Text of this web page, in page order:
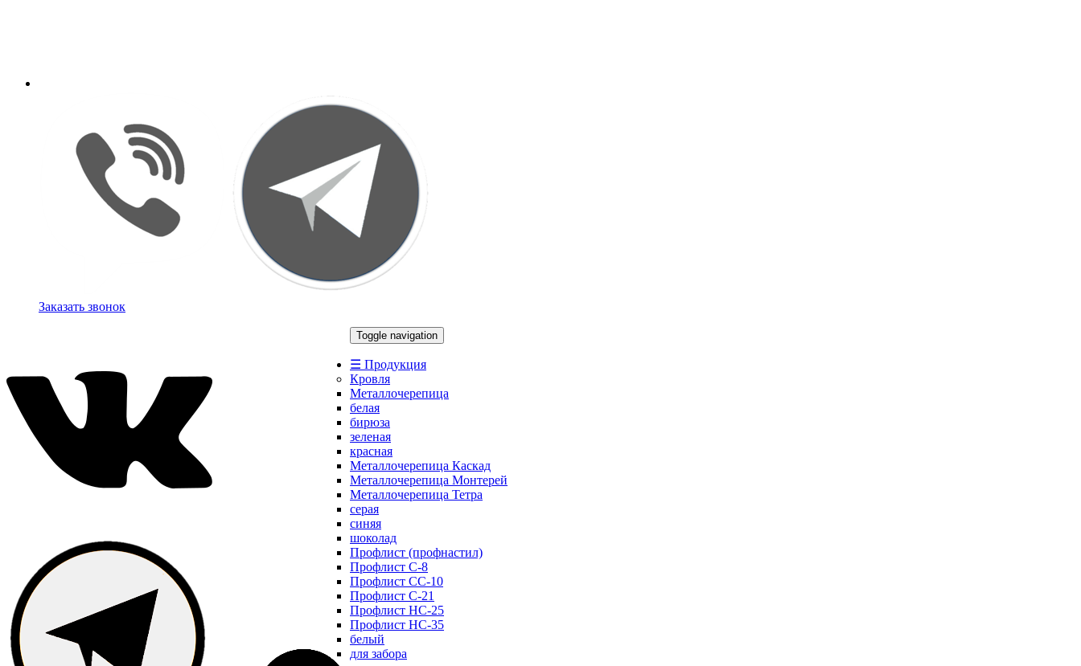
Заказать звонок
Toggle navigation
☰ Продукция
Кровля
Металлочерепица
белая
бирюза
зеленая
красная
Металлочерепица Каскад
Металлочерепица Монтерей
Металлочерепица Тетра
серая
синяя
шоколад
Профлист (профнастил)
Профлист С-8
Профлист СС-10
Профлист C-21
Профлист НС-25
Профлист НС-35
белый
для забора